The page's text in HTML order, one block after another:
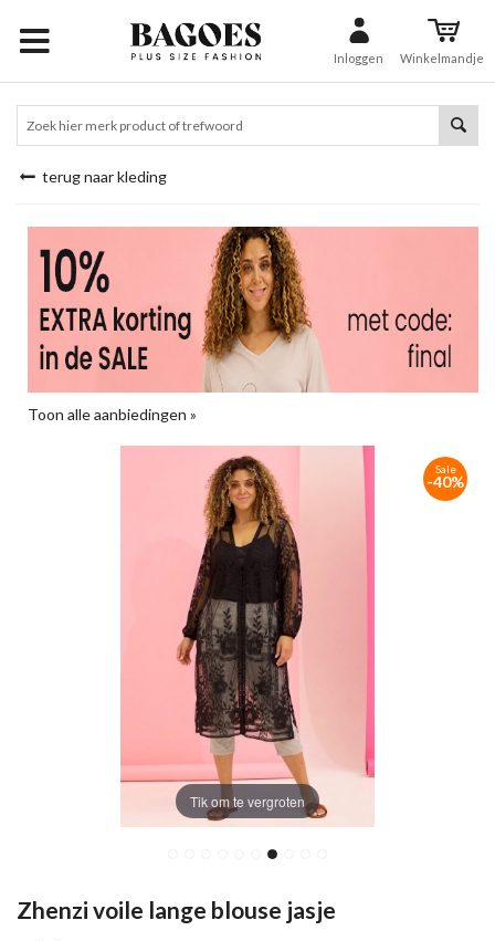
Inloggen Winkelmandje
terug naar kleding
Toon alle aanbiedingen »
Tik om te vergroten
Sale
-40%
Zhenzi voile lange blouse jasje